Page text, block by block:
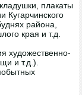
плакаты
Кугарчинского
района,
края и т.д.
художественно-
и т.д.).